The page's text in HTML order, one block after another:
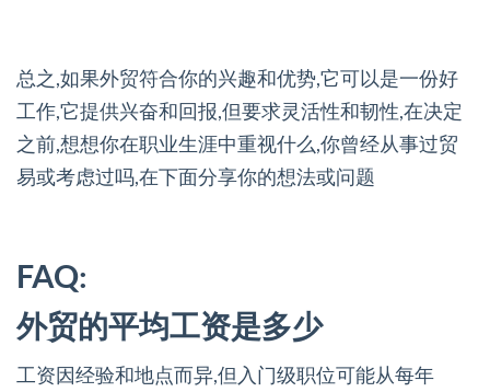
总之,如果外贸符合你的兴趣和优势,它可以是一份好
工作,它提供兴奋和回报,但要求灵活性和韧性,在决定
之前,想想你在职业生涯中重视什么,你曾经从事过贸
易或考虑过吗,在下面分享你的想法或问题
FAQ:
外贸的平均工资是多少
工资因经验和地点而异,但入门级职位可能从每年